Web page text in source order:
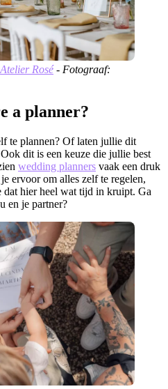
Atelier Rosé- Fotograaf:
a planner?
te plannen? Of laten jullie dit
dit is een keuze die jullie best
wedding planners vaak een druk
ervoor om alles zelf te regelen,
dat hier heel wat tijd in kruipt. Ga
en je partner?